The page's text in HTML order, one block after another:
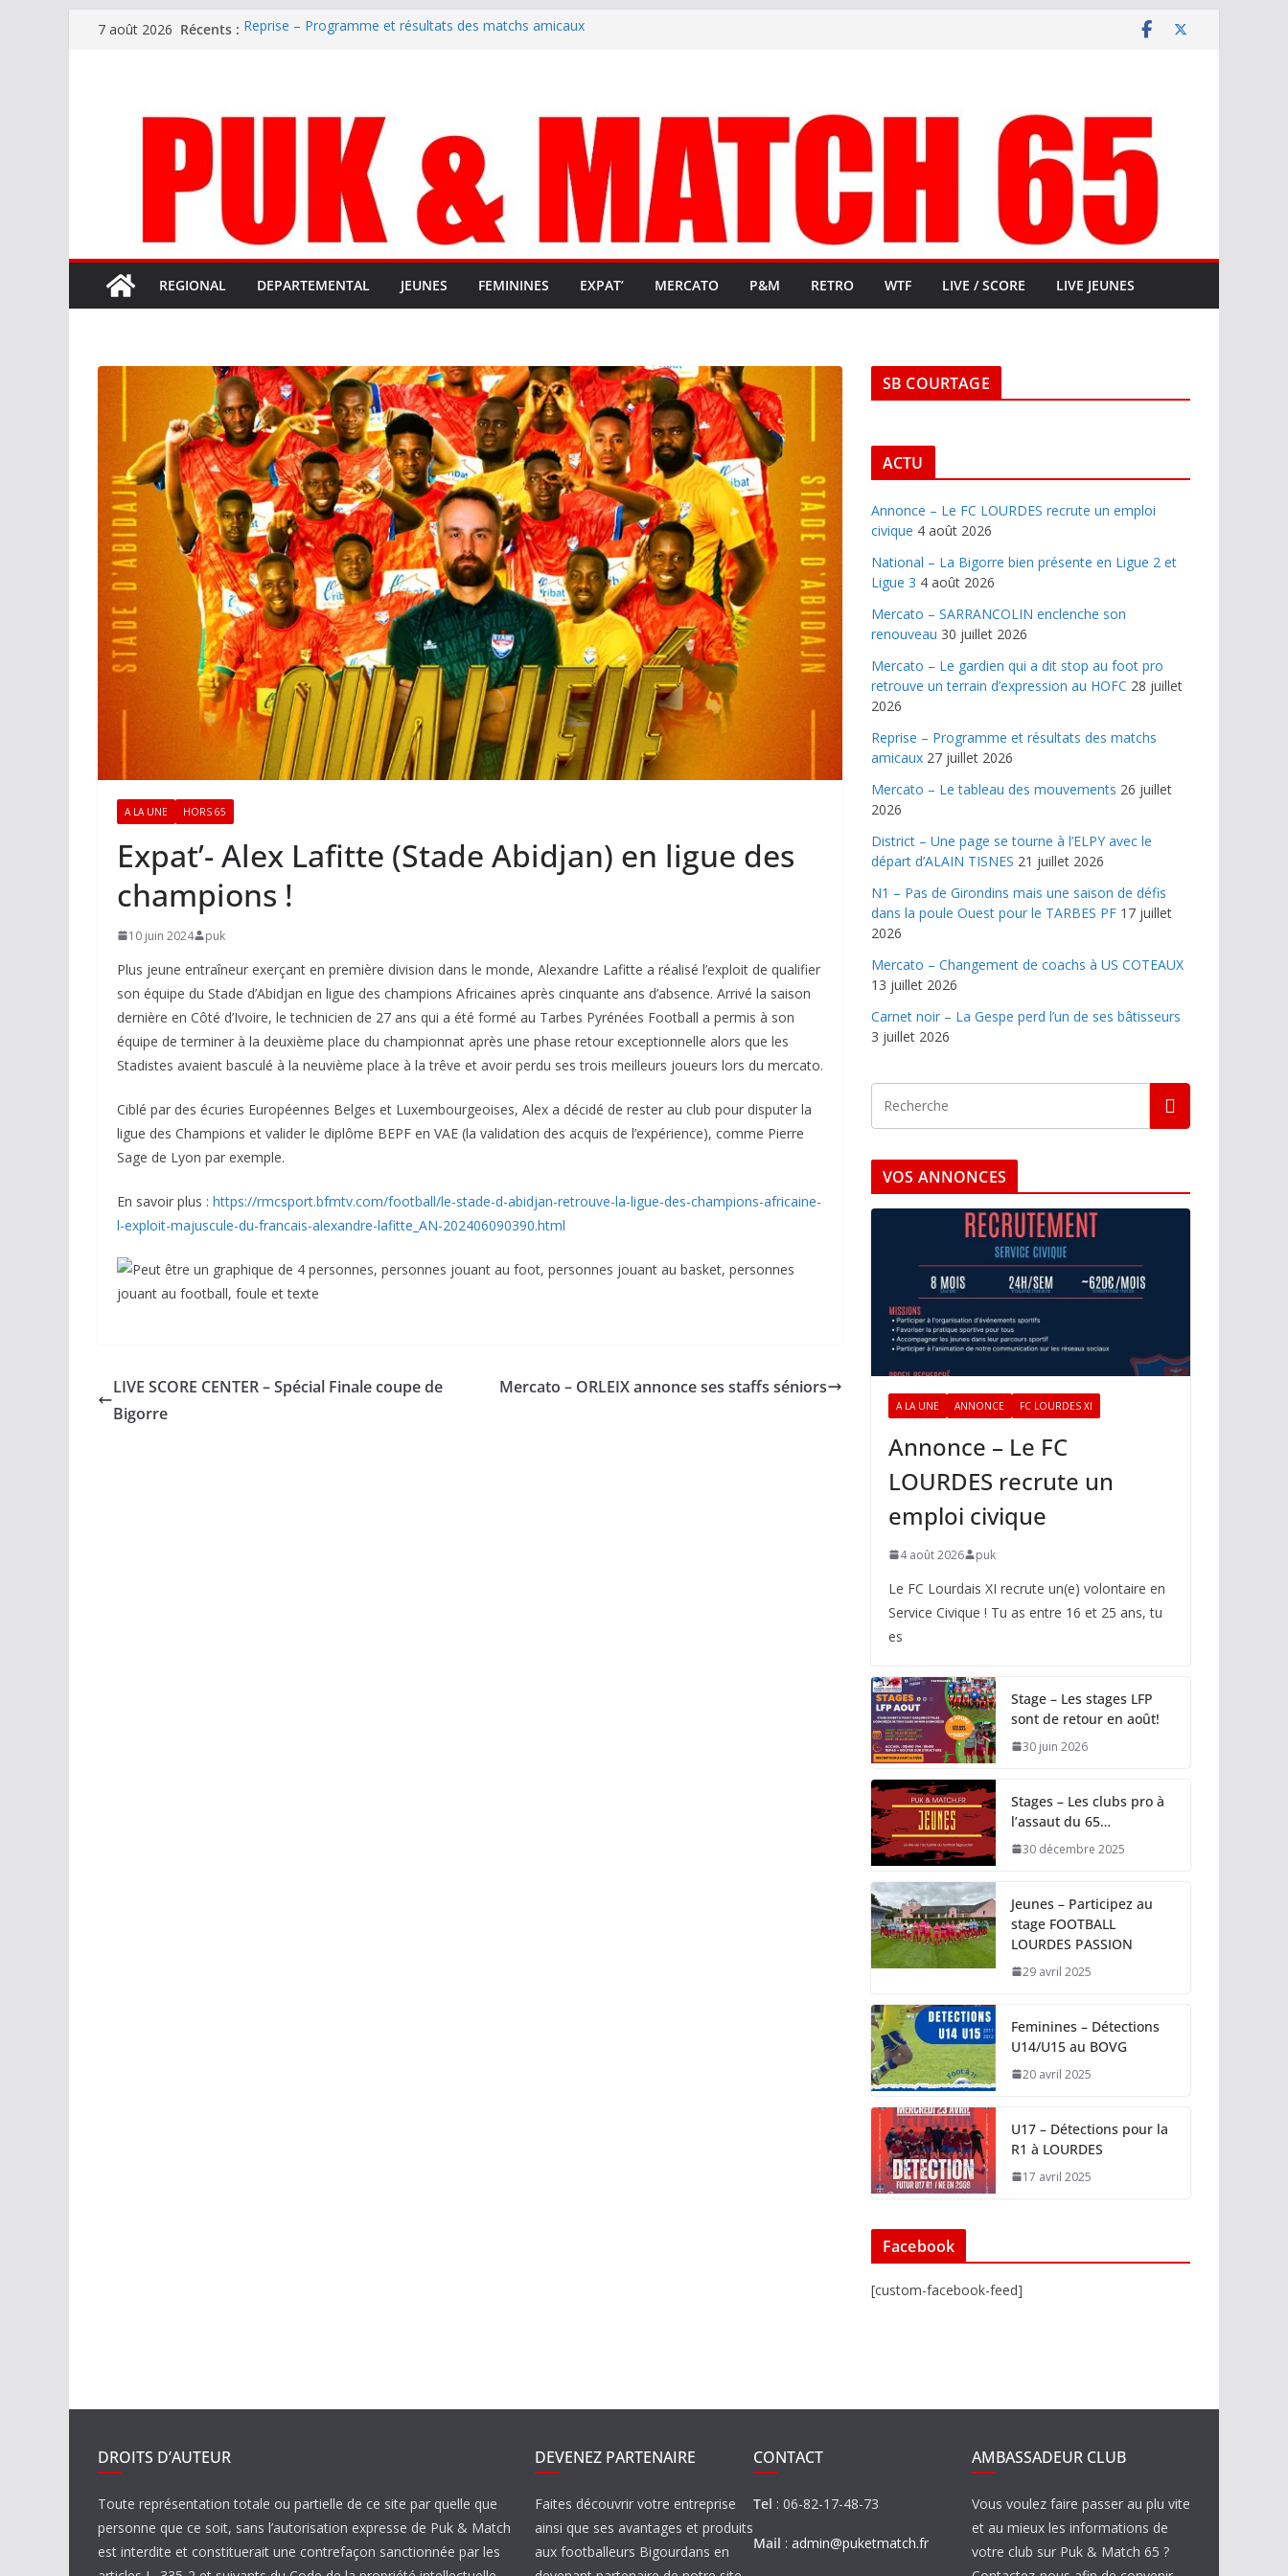
Passer7 août 2026 Récents : Reprise – Programme et résultats des matchs amicaux
terrain d’expression au HOFC
REGIONAL DEPARTEMENTAL JEUNES FEMININES EXPAT’ MERCATO P&M RETRO WTF LIVE / SCORE LIVE JEUNES
A LA UNE HORS 65
Expat’- Alex Lafitte (Stade Abidjan) en ligue des
champions !
10 juin 2024 puk
Plus jeune entraîneur exerçant en première division dans le monde, Alexandre Lafitte a réalisé l’exploit de qualifier
son équipe du Stade d’Abidjan en ligue des champions Africaines après cinquante ans d’absence. Arrivé la saison
dernière en Côté d’Ivoire, le technicien de 27 ans qui a été formé au Tarbes Pyrénées Football a permis à son
équipe de terminer à la deuxième place du championnat après une phase retour exceptionnelle alors que les
Stadistes avaient basculé à la neuvième place à la trêve et avoir perdu ses trois meilleurs joueurs lors du mercato.
Ciblé par des écuries Européennes Belges et Luxembourgeoises, Alex a décidé de rester au club pour disputer la
ligue des Champions et valider le diplôme BEPF en VAE (la validation des acquis de l’expérience), comme Pierre
Sage de Lyon par exemple.
En savoir plus : https://rmcsport.bfmtv.com/football/le-stade-d-abidjan-retrouve-la-ligue-des-champions-africaine-
l-exploit-majuscule-du-francais-alexandre-lafitte_AN-202406090390.html
LIVE SCORE CENTER – Spécial Finale coupe de
Bigorre
Mercato – ORLEIX annonce ses staffs séniors
SB COURTAGE
ACTU
Annonce – Le FC LOURDES recrute un emploi
civique 4 août 2026
National – La Bigorre bien présente en Ligue 2 et
Ligue 3 4 août 2026
Mercato – SARRANCOLIN enclenche son
renouveau 30 juillet 2026
Mercato – Le gardien qui a dit stop au foot pro
retrouve un terrain d’expression au HOFC 28 juillet
2026
Reprise – Programme et résultats des matchs
amicaux 27 juillet 2026
Mercato – Le tableau des mouvements 26 juillet
2026
District – Une page se tourne à l’ELPY avec le
départ d’ALAIN TISNES 21 juillet 2026
N1 – Pas de Girondins mais une saison de défis
dans la poule Ouest pour le TARBES PF 17 juillet
2026
Mercato – Changement de coachs à US COTEAUX
13 juillet 2026
Carnet noir – La Gespe perd l’un de ses bâtisseurs
3 juillet 2026
VOS ANNONCES
A LA UNE ANNONCE FC LOURDES XI
Annonce – Le FC
LOURDES recrute un
emploi civique
4 août 2026 puk
Le FC Lourdais XI recrute un(e) volontaire en
Service Civique ! Tu as entre 16 et 25 ans, tu
es
Stage – Les stages LFP
sont de retour en août!
30 juin 2026
Stages – Les clubs pro à
l’assaut du 65…
30 décembre 2025
Jeunes – Participez au
stage FOOTBALL
LOURDES PASSION
29 avril 2025
Feminines – Détections
U14/U15 au BOVG
20 avril 2025
U17 – Détections pour la
R1 à LOURDES
17 avril 2025
Facebook
[custom-facebook-feed]
DROITS D’AUTEUR
Toute représentation totale ou partielle de ce site par quelle que
personne que ce soit, sans l’autorisation expresse de Puk & Match
est interdite et constituerait une contrefaçon sanctionnée par les
DEVENEZ PARTENAIRE
Faites découvrir votre entreprise
ainsi que ses avantages et produits
aux footballeurs Bigourdans en
CONTACT
Tel : 06-82-17-48-73
Mail : admin@puketmatch.fr
AMBASSADEUR CLUB
Vous voulez faire passer au plu vite
et au mieux les informations de
votre club sur Puk & Match 65 ?